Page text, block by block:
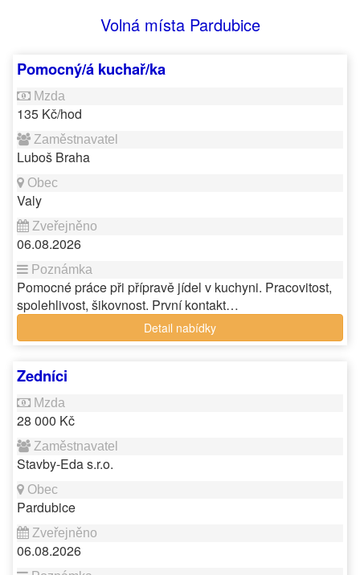
Volná místa Pardubice
Pomocný/á kuchař/ka
135 Kč/hod
Luboš Braha
Valy
06.08.2026
Pomocné práce při přípravě jídel v kuchyni. Pracovitost,
spolehlivost, šikovnost. První kontakt…
Detail nabídky
Zedníci
28 000 Kč
Stavby-Eda s.r.o.
Pardubice
06.08.2026